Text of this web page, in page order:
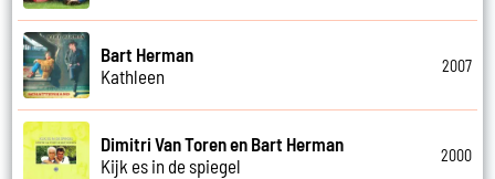
Bart Herman
Kathleen
2007
Dimitri Van Toren en Bart Herman
Kijk es in de spiegel
2000